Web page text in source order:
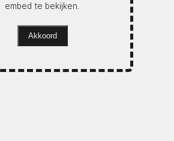
embed te bekijken.
Akkoord